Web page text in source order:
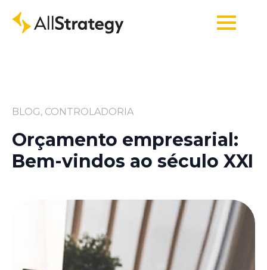
BLOG, CONTROLADORIA
Orçamento empresarial:
Bem-vindos ao século XXI